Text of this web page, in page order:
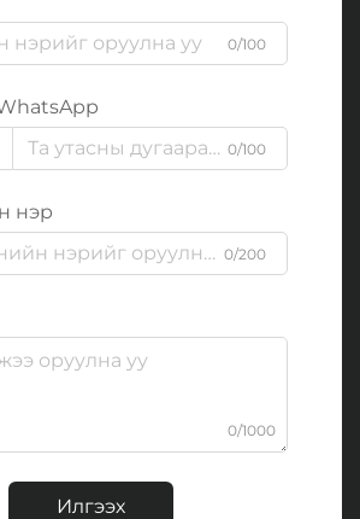
0/100
0/100
нэр
0/200
0/1000
Илгээх